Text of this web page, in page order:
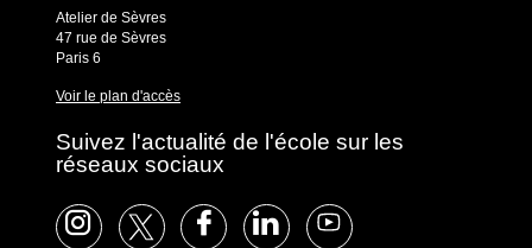
Atelier de Sèvres
47 rue de Sèvres
Paris 6
Voir le plan d'accès
Suivez l'actualité de l'école sur les
réseaux sociaux